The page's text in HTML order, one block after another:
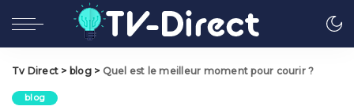
Tv Direct > blog> Quel est le meilleur moment pour courir ?
blog